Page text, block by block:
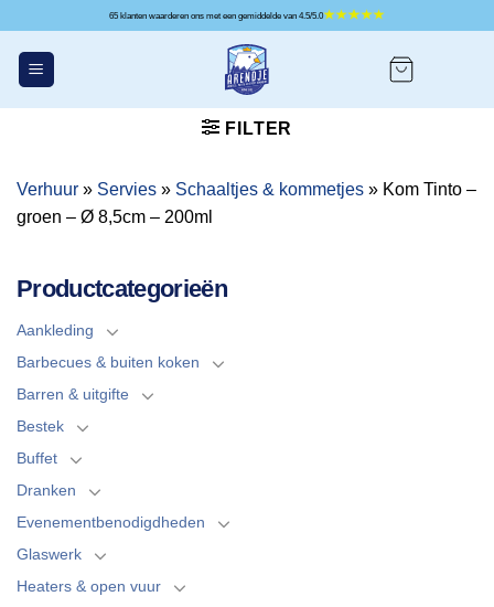
inhoud
65 klanten waarderen ons met een gemiddelde van 4.5/5.0
FILTER
Verhuur » Servies » Schaaltjes & kommetjes » Kom Tinto –
groen – Ø 8,5cm – 200ml
Productcategorieën
Aankleding
Barbecues & buiten koken
Barren & uitgifte
Bestek
Buffet
Dranken
Evenementbenodigdheden
Glaswerk
Heaters & open vuur